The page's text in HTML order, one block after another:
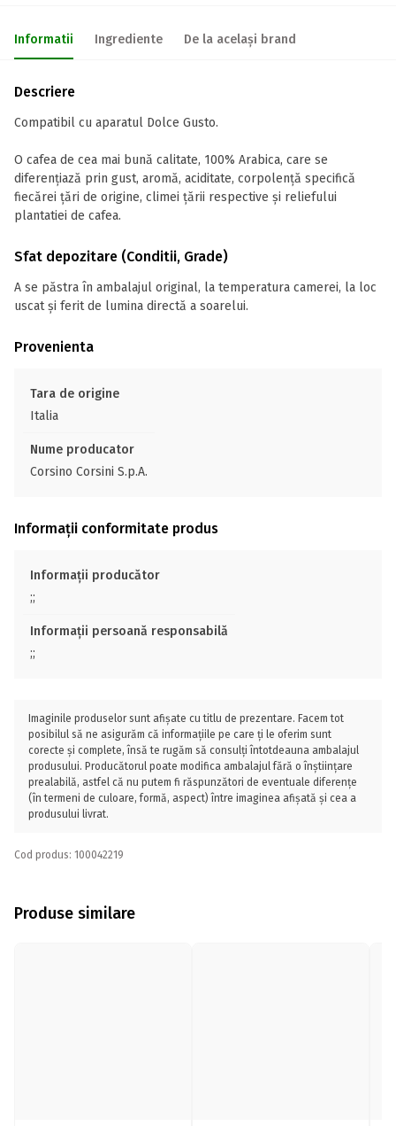
Informatii Ingrediente De la același brand
Descriere
Compatibil cu aparatul Dolce Gusto.
O cafea de cea mai bună calitate, 100% Arabica, care se
diferențiază prin gust, aromă, aciditate, corpolență specifică
fiecărei țări de origine, climei țării respective și reliefului
plantatiei de cafea.
Sfat depozitare (Conditii, Grade)
A se păstra în ambalajul original, la temperatura camerei, la loc
uscat și ferit de lumina directă a soarelui.
Provenienta
Tara de origine
Italia
Nume producator
Corsino Corsini S.p.A.
Informații conformitate produs
Informații producător
;;
Informații persoană responsabilă
;;
Imaginile produselor sunt afișate cu titlu de prezentare. Facem tot
posibilul să ne asigurăm că informațiile pe care ți le oferim sunt
corecte și complete, însă te rugăm să consulți întotdeauna ambalajul
produsului. Producătorul poate modifica ambalajul fără o înștiințare
prealabilă, astfel că nu putem fi răspunzători de eventuale diferențe
(în termeni de culoare, formă, aspect) între imaginea afișată și cea a
produsului livrat.
Cod produs: 100042219
Produse similare